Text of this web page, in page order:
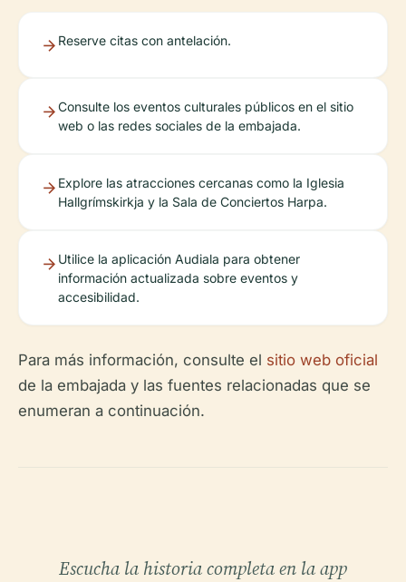
Reserve citas con antelación.
Consulte los eventos culturales públicos en el sitio
web o las redes sociales de la embajada.
Explore las atracciones cercanas como la Iglesia
Hallgrímskirkja y la Sala de Conciertos Harpa.
Utilice la aplicación Audiala para obtener
información actualizada sobre eventos y
accesibilidad.
Para más información, consulte el sitio web oficial
de la embajada y las fuentes relacionadas que se
enumeran a continuación.
Escucha la historia completa en la app